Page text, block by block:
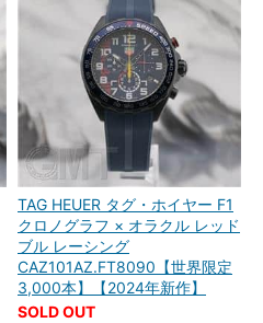
TAG HEUER タグ・ホイヤー F1
クロノグラフ × オラクル レッド
ブル レーシング
CAZ101AZ.FT8090【世界限定
3,000本】【2024年新作】
SOLD OUT